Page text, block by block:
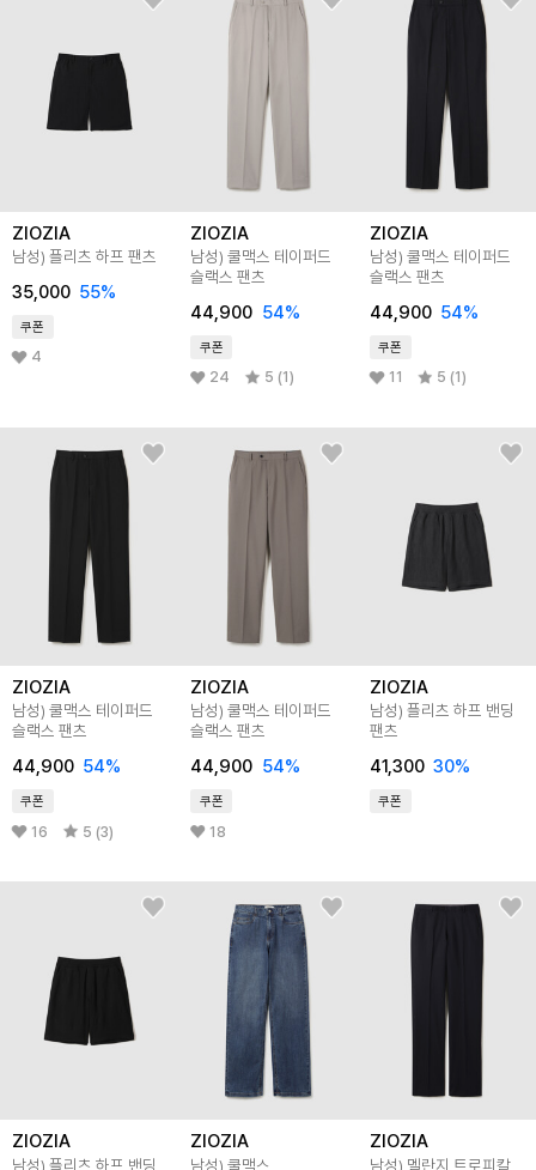
ZIOZIA
남성) 플리츠 하프 팬츠
35,000 55%
쿠폰
4
ZIOZIA
남성) 쿨맥스 테이퍼드
슬랙스 팬츠
44,900 54%
쿠폰
24 5 (1)
ZIOZIA
남성) 쿨맥스 테이퍼드
슬랙스 팬츠
44,900 54%
쿠폰
11 5 (1)
ZIOZIA
남성) 쿨맥스 테이퍼드
슬랙스 팬츠
44,900 54%
쿠폰
16 5 (3)
ZIOZIA
남성) 쿨맥스 테이퍼드
슬랙스 팬츠
44,900 54%
쿠폰
18
ZIOZIA
남성) 플리츠 하프 밴딩
팬츠
41,300 30%
쿠폰
ZIOZIA
남성) 플리츠 하프 밴딩
ZIOZIA
남성) 쿨맥스
ZIOZIA
남성) 멜란지 트로피칼